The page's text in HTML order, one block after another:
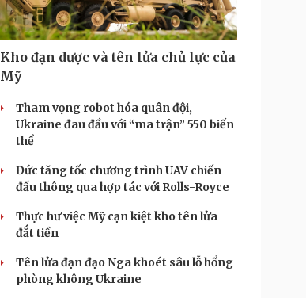
Kho đạn dược và tên lửa chủ lực của
Mỹ
Tham vọng robot hóa quân đội,
Ukraine đau đầu với “ma trận” 550 biến
thể
Đức tăng tốc chương trình UAV chiến
đấu thông qua hợp tác với Rolls-Royce
Thực hư việc Mỹ cạn kiệt kho tên lửa
đắt tiền
Tên lửa đạn đạo Nga khoét sâu lỗ hổng
phòng không Ukraine